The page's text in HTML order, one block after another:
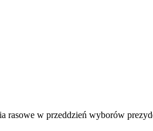
rasowe w przeddzień wyborów